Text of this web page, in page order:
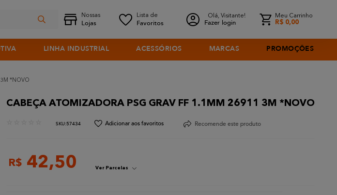
Olá, Visitante!
Fazer login
Meu Carrinho
R$ 0,00
LINHA INDUSTRIAL ACESSÓRIOS MARCAS PROMOÇÕES
3M *NOVO
CABEÇA ATOMIZADORA PSG GRAV FF 1.1MM 26911 3M *NOVO
:57434 Recomende este produto
R$ 42,50 Ver Parcelas